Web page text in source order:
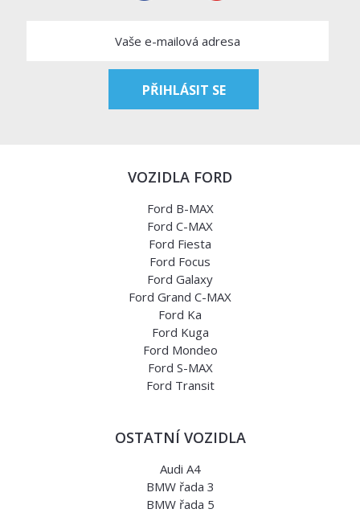
VOZIDLA FORD
Ford B-MAX
Ford C-MAX
Ford Fiesta
Ford Focus
Ford Galaxy
Ford Grand C-MAX
Ford Ka
Ford Kuga
Ford Mondeo
Ford S-MAX
Ford Transit
OSTATNÍ VOZIDLA
Audi A4
BMW řada 3
BMW řada 5